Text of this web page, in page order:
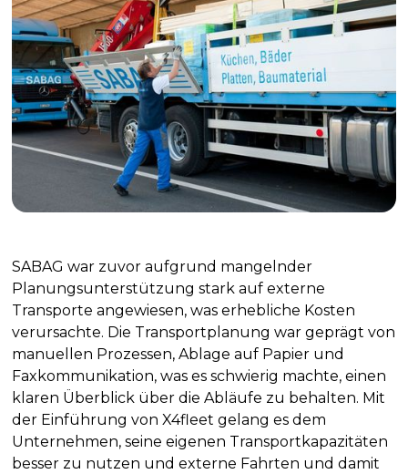
SABAG war zuvor aufgrund mangelnder
Planungsunterstützung stark auf externe
Transporte angewiesen, was erhebliche Kosten
verursachte. Die Transportplanung war geprägt von
manuellen Prozessen, Ablage auf Papier und
Faxkommunikation, was es schwierig machte, einen
klaren Überblick über die Abläufe zu behalten. Mit
der Einführung von X4fleet gelang es dem
Unternehmen, seine eigenen Transportkapazitäten
besser zu nutzen und externe Fahrten und damit